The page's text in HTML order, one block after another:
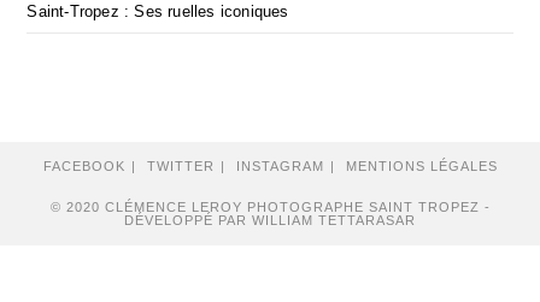
Saint-Tropez : Ses ruelles iconiques
FACEBOOK TWITTER INSTAGRAM MENTIONS LÉGALES
© 2020 CLÉMENCE LEROY PHOTOGRAPHE SAINT TROPEZ -
DÉVELOPPÉ PAR WILLIAM TETTARASAR